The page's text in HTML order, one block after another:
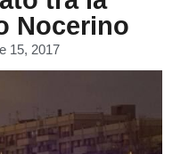
Nocerino
15, 2017